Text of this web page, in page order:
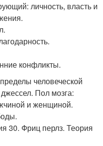
личность, власть и
конфликты.
человеческой
Пол мозга:
и женщиной.
30. Фриц перлз. Теория